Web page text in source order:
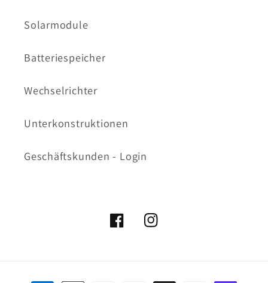
Solarmodule
Batteriespeicher
Wechselrichter
Unterkonstruktionen
Geschäftskunden - Login
FacebookInstagram